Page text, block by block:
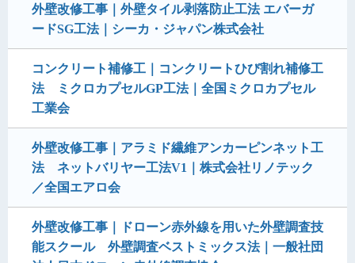
外壁改修工事｜外壁タイル剥落防止工法 エバーガ
ードSG工法｜シーカ・ジャパン株式会社
コンクリート補修工｜コンクリートひび割れ補修工
法 ミクロカプセルGP工法｜全国ミクロカプセル
工業会
外壁改修工事｜アラミド繊維アンカーピンネット工
法 ネットバリヤー工法V1｜株式会社リノテック
／全国エアロ会
外壁改修工事｜ドローン赤外線を用いた外壁調査技
能スクール 外壁調査ベストミックス法｜一般社団